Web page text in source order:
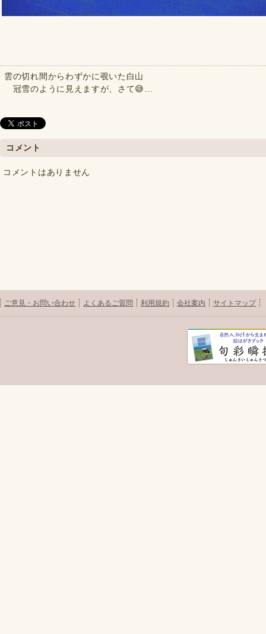
雲の切れ間からわずかに覗いた白山
冠雪のように見えますが、さて😅…
コメント
コメントはありません
ご意見・お問い合わせ よくあるご質問 利用規約 会社案内 サイトマップ